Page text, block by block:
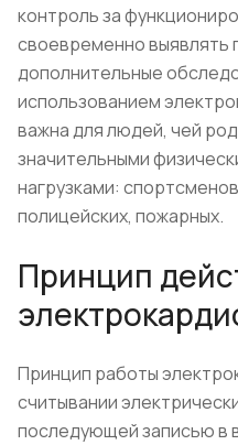
контроль за
своевременно выявлять
дополнительные
использованием
важна для людей, чей
значительными
нагрузками:
полицейских, пожарных.
Принцип
Принцип работы
считывании
последующей записью в